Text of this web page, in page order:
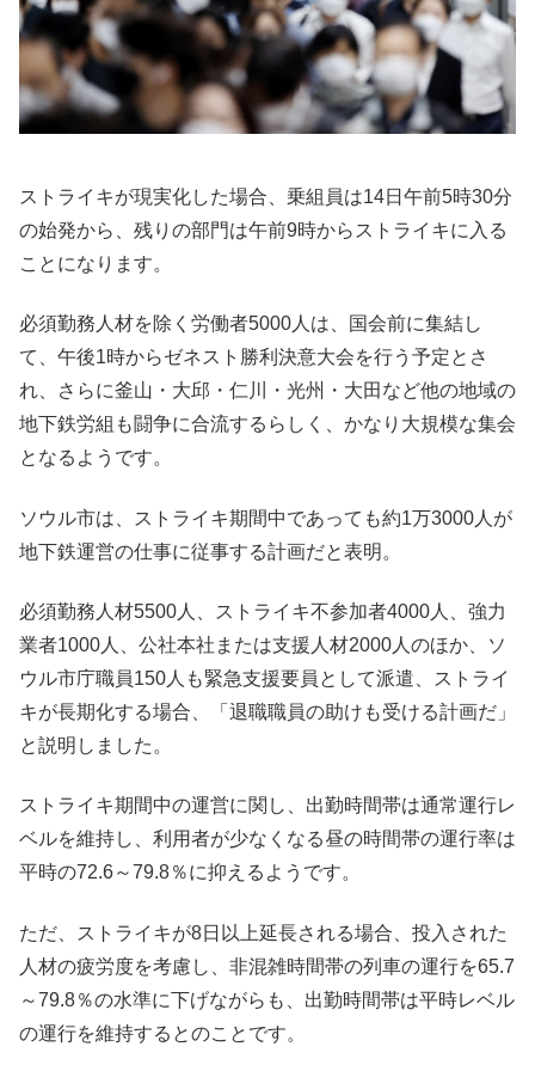
ストライキが現実化した場合、乗組員は14日午前5時30分
の始発から、残りの部門は午前9時からストライキに入る
ことになります。
必須勤務人材を除く労働者5000人は、国会前に集結し
て、午後1時からゼネスト勝利決意大会を行う予定とさ
れ、さらに釜山・大邱・仁川・光州・大田など他の地域の
地下鉄労組も闘争に合流するらしく、かなり大規模な集会
となるようです。
ソウル市は、ストライキ期間中であっても約1万3000人が
地下鉄運営の仕事に従事する計画だと表明。
必須勤務人材5500人、ストライキ不参加者4000人、強力
業者1000人、公社本社または支援人材2000人のほか、ソ
ウル市庁職員150人も緊急支援要員として派遣、ストライ
キが長期化する場合、「退職職員の助けも受ける計画だ」
と説明しました。
ストライキ期間中の運営に関し、出勤時間帯は通常運行レ
ベルを維持し、利用者が少なくなる昼の時間帯の運行率は
平時の72.6～79.8％に抑えるようです。
ただ、ストライキが8日以上延長される場合、投入された
人材の疲労度を考慮し、非混雑時間帯の列車の運行を65.7
～79.8％の水準に下げながらも、出勤時間帯は平時レベル
の運行を維持するとのことです。